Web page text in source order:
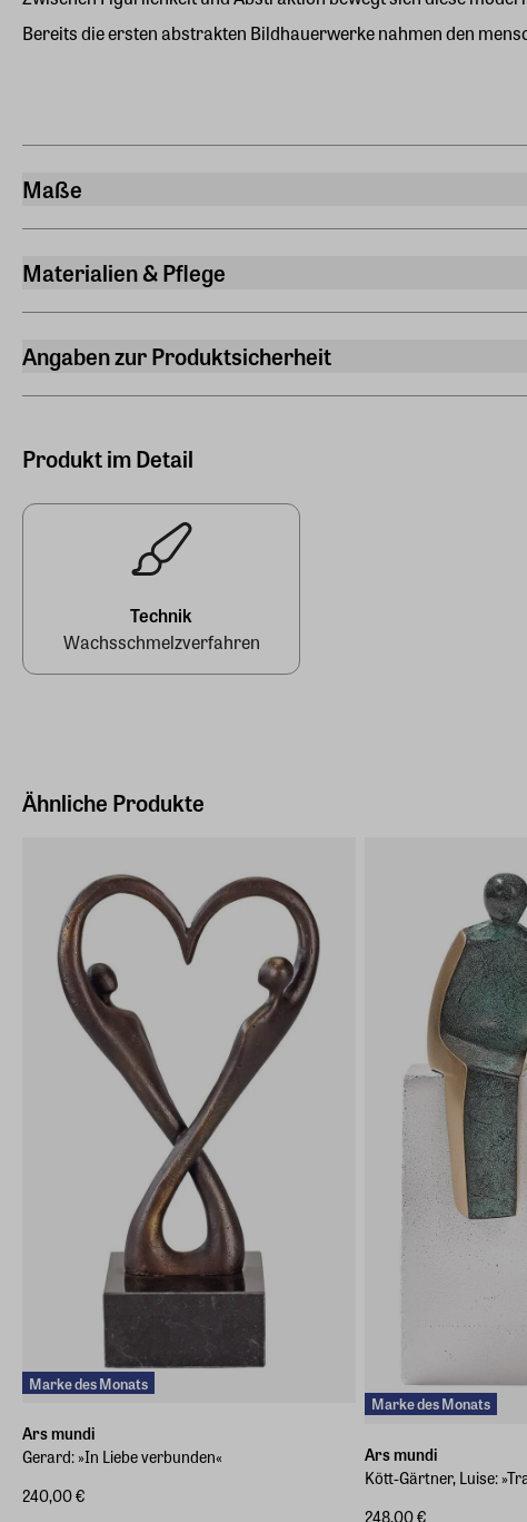
Bereits die ersten abstrakten Bildhauerwerke nahmen den
Maße
Länge
15 cm
Höhe
2,700 kg
Materialien & Pflege
Angaben zur Produktsicherheit
Deutschland (EU)
E-Mail-Adresse
info@arsmundi.de
Produkt im Detail
Technik
Wachsschmelzverfahren
Ähnliche Produkte
Marke des Monats
Ars mundi
Gerard: »In Liebe verbunden«
240,00 €
Marke des Monats
Ars mundi
Kött-Gärtner, Luise:
248,00 €